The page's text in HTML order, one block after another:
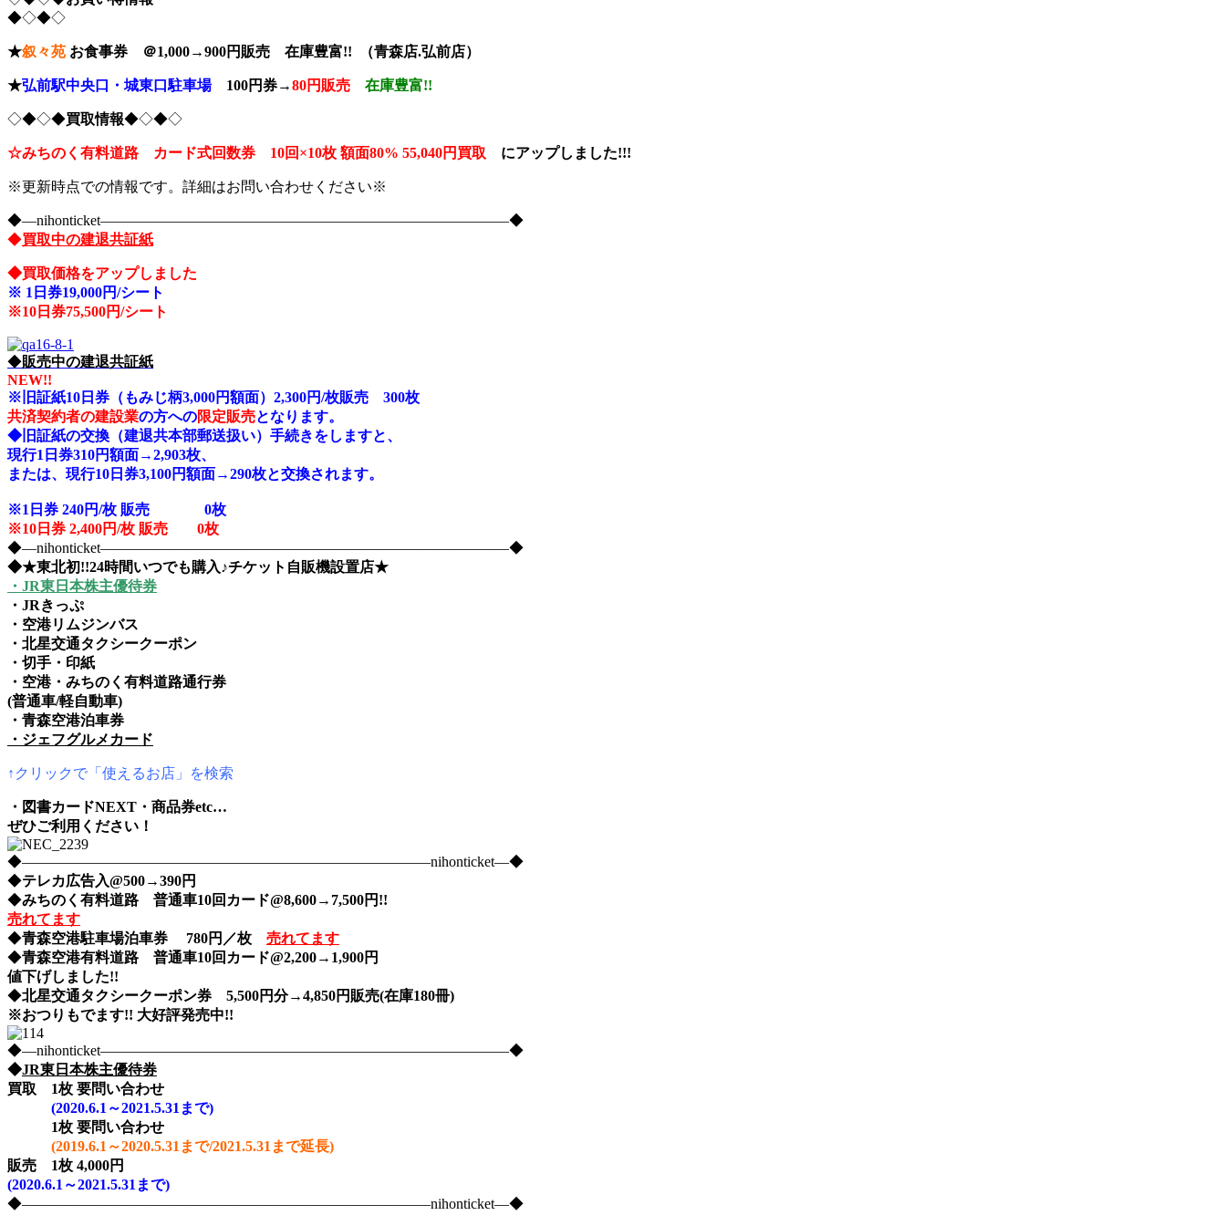
◆◇◆◇
★叙々苑 お食事券 ＠1,000→900円販売 在庫豊富!! （青森店.弘前店）
★弘前駅中央口・城東口駐車場 100円券→80円販売 在庫豊富!!
◇◆◇◆買取情報◆◇◆◇
☆みちのく有料道路 カード式回数券 10回×10枚 額面80% 55,040円買取 にアップしました!!!
※更新時点での情報です。詳細はお問い合わせください※
◆―nihonticket――――――――――――――――――――――――――――◆
◆買取中の建退共証紙
◆買取価格をアップしました
※ 1日券19,000円/シート
※10 日券75,500円/シート
◆販売中の建退共証紙
NEW!!
※旧証紙10日券（もみじ柄3,000円額面）2,300円/枚販売 300枚
共済契約者の建設業の方への限定販売となります。
◆旧証紙の交換（建退共本部郵送扱い）手続きをしますと、
現行1日券310円額面→2,903枚、
または、現行10日券3,100円額面→290枚と交換されます。
※1日券 240円/枚 販売 0枚
※10日券 2,400円/枚 販売 0枚
◆―nihonticket――――――――――――――――――――――――――――◆
◆★東北初!!24時間いつでも購入♪チケット自販機設置店★
・JR東日本株主優待券
・JRきっぷ
・空港リムジンバス
・北星交通タクシークーポン
・切手・印紙
・空港・みちのく有料道路通行券
(普通車/軽自動車)
・青森空港泊車券
・ジェフグルメカード
↑クリックで「使えるお店」を検索
・図書カードNEXT・商品券etc…
ぜひご利用ください！
◆――――――――――――――――――――――――――――nihonticket―◆
◆テレカ広告入@500→390円
◆みちのく有料道路 普通車10回カード@8,600→7,500円!!
売れてます
◆青森空港駐車場泊車券 780円／枚
売れてます
◆青森空港有料道路 普通車10回カード@2,200→1,900円
値下げしました!!
◆北星交通タクシークーポン券 5,500円分→4,850円販売(在庫180冊)
※おつりもでます!! 大好評発売中!!
◆―nihonticket――――――――――――――――――――――――――――◆
◆JR東日本株主優待券
買取
1枚 要問い合わせ
(2020.6.1～2021.5.31まで)
1枚 要問い合わせ
(2019.6.1～2020.5.31まで/2021.5.31まで延長)
販売 1枚 4,000円
(2020.6.1～2021.5.31まで)
◆――――――――――――――――――――――――――――nihonticket―◆